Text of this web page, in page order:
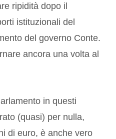
ripidità dopo il
istituzionali del
del governo Conte.
ancora una volta al
in questi
(quasi) per nulla,
di euro, è anche vero